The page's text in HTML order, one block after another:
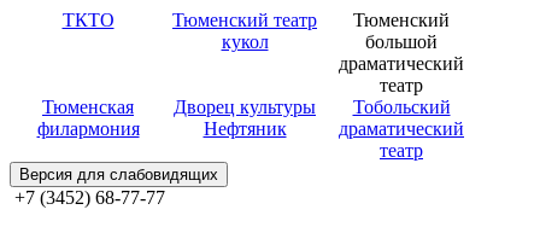
ТКТО
Тюменский театр
кукол
Тюменский
большой
драматический
театр
Тюменская
филармония
Дворец культуры
Нефтяник
Тобольский
драматический
театр
Версия для слабовидящих
+7 (3452) 68-77-77